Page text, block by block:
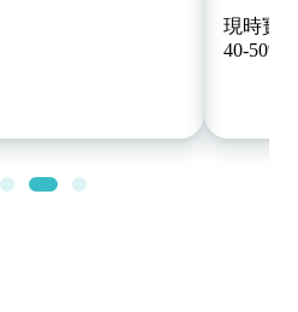
現時寶
40-50%